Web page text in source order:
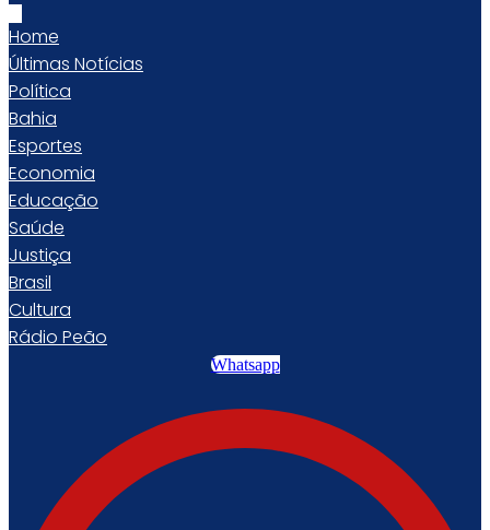
Home
Últimas Notícias
Política
Bahia
Esportes
Economia
Educação
Saúde
Justiça
Brasil
Cultura
Rádio Peão
Whatsapp